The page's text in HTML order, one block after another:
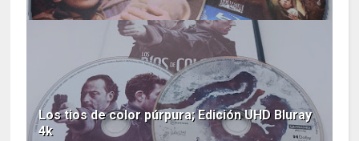
Los tios de color púrpura; Edición UHD Bluray
4k